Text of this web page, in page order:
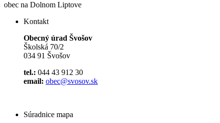
obec na Dolnom Liptove
Kontakt
Obecný úrad Švošov
Školská 70/2
034 91 Švošov
tel.: 044 43 912 30
email: obec@svosov.sk
Súradnice mapa